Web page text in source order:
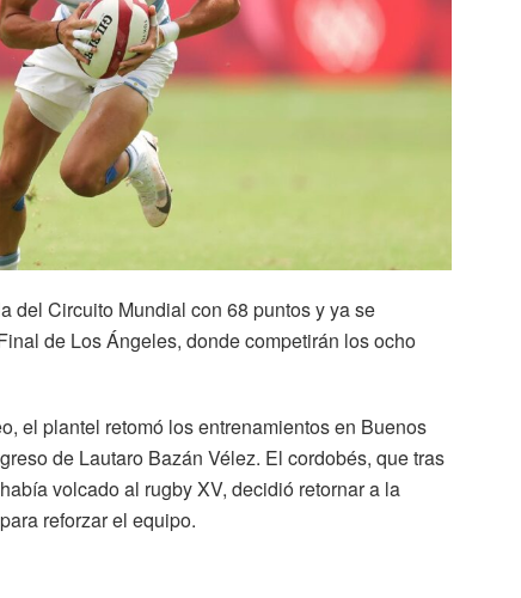
del Circuito Mundial con 68 puntos y ya se
de Los Ángeles, donde competirán los ocho
el plantel retomó los entrenamientos en Buenos
de Lautaro Bazán Vélez. El cordobés, que tras
volcado al rugby XV, decidió retornar a la
reforzar el equipo.